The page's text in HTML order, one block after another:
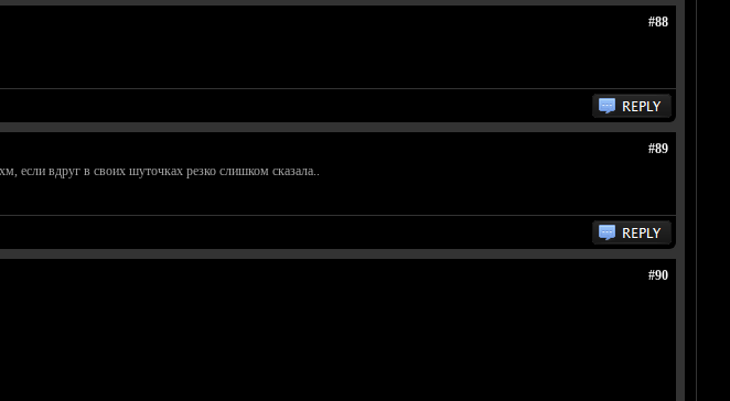
#88
#89
если вдруг в своих шуточках резко слишком сказала..
#90